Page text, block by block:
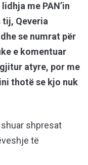
me PAN’in
tij, Qeveria
se numrat për
e komentuar
atyre, por me
thotë se kjo nuk
shpresat
të